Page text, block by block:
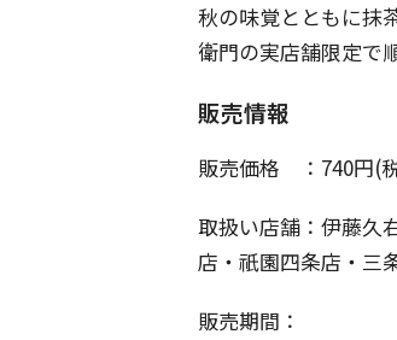
秋の味覚とともに抹
衛門の実店舗限定で
販売情報
販売価格 ：740円(
取扱い店舗：伊藤久
店・祇園四条店・三
販売期間：